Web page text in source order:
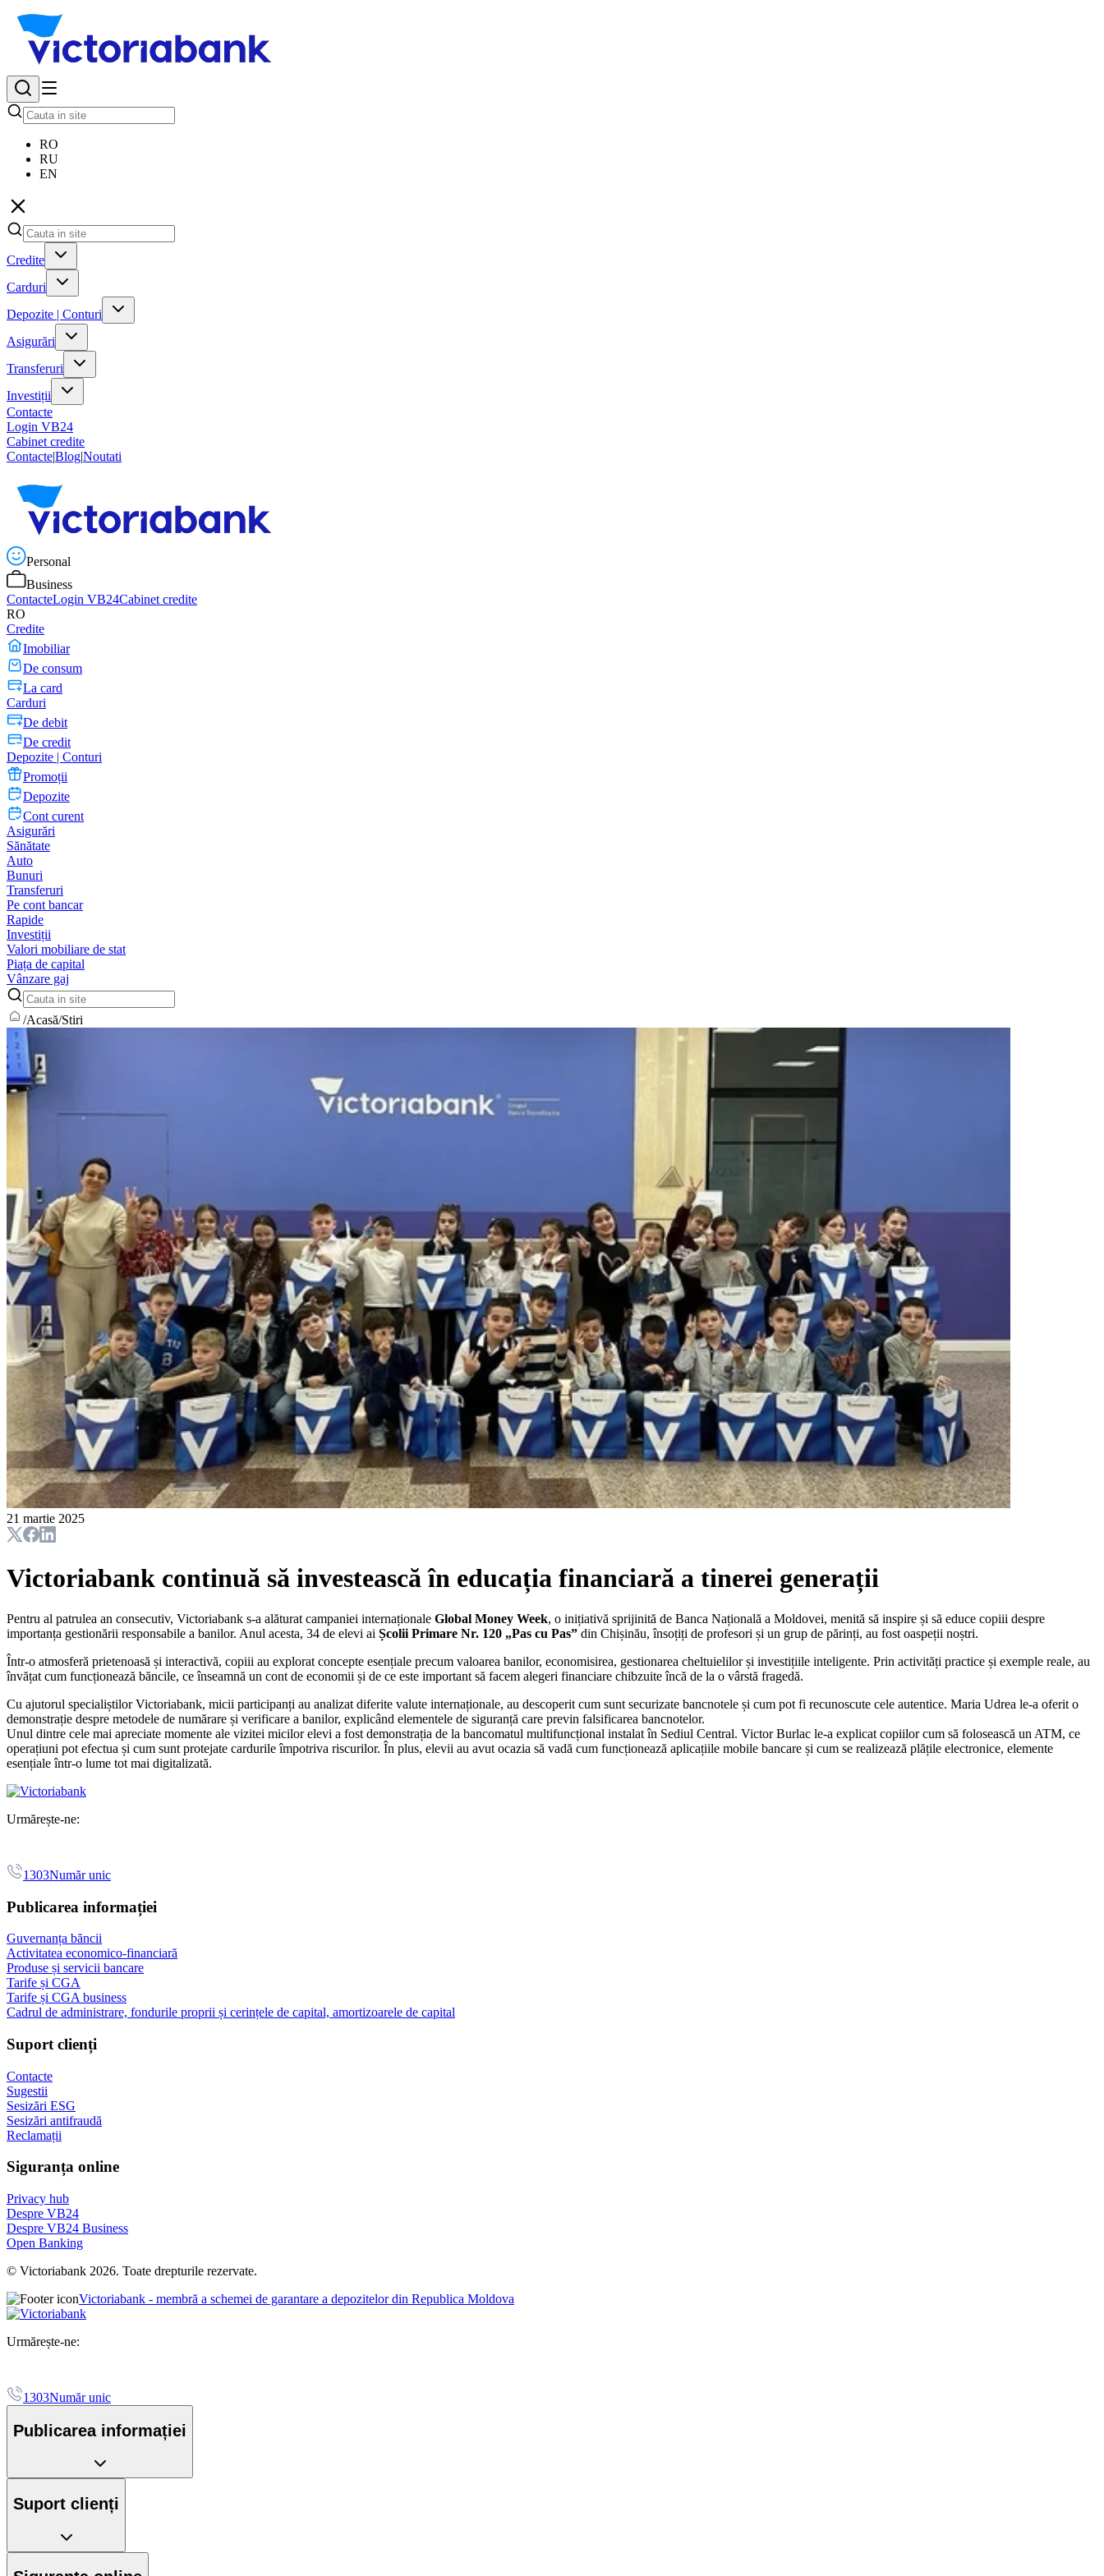
RO
RU
EN
Credite
Carduri
Depozite | Conturi
Asigurări
Transferuri
Investiții
Contacte
Login VB24
Cabinet credite
Contacte|Blog|Noutati
Personal
Business
ContacteLogin VB24Cabinet credite
RO
Credite
Imobiliar
De consum
La card
Carduri
De debit
De credit
Depozite | Conturi
Promoții
Depozite
Cont curent
Asigurări
Sănătate
Auto
Bunuri
Transferuri
Pe cont bancar
Rapide
Investiții
Valori mobiliare de stat
Piața de capital
Vânzare gaj
/Acasă/Stiri
21 martie 2025
Victoriabank continuă să investească în educația financiară a tinerei generații
Pentru al patrulea an consecutiv, Victoriabank s-a alăturat campaniei internaționale Global Money Week, o inițiativă sprijinită de Banca Națională a Moldovei, menită să inspire și să educe copiii despre
importanța gestionării responsabile a banilor. Anul acesta, 34 de elevi ai Școlii Primare Nr. 120 „Pas cu Pas” din Chișinău, însoțiți de profesori și un grup de părinți, au fost oaspeții noștri.
Într-o atmosferă prietenoasă și interactivă, copiii au explorat concepte esențiale precum valoarea banilor, economisirea, gestionarea cheltuielilor și investițiile inteligente. Prin activități practice și exemple reale, au
învățat cum funcționează băncile, ce înseamnă un cont de economii și de ce este important să facem alegeri financiare chibzuite încă de la o vârstă fragedă.
Cu ajutorul specialiștilor Victoriabank, micii participanți au analizat diferite valute internaționale, au descoperit cum sunt securizate bancnotele și cum pot fi recunoscute cele autentice. Maria Udrea le-a oferit o
demonstrație despre metodele de numărare și verificare a banilor, explicând elementele de siguranță care previn falsificarea bancnotelor.
Unul dintre cele mai apreciate momente ale vizitei micilor elevi a fost demonstrația de la bancomatul multifuncțional instalat în Sediul Central. Victor Burlac le-a explicat copiilor cum să folosească un ATM, ce
operațiuni pot efectua și cum sunt protejate cardurile împotriva riscurilor. În plus, elevii au avut ocazia să vadă cum funcționează aplicațiile mobile bancare și cum se realizează plățile electronice, elemente
esențiale într-o lume tot mai digitalizată.
Urmărește-ne:
1303Număr unic
Publicarea informației
Guvernanța băncii
Activitatea economico-financiară
Produse și servicii bancare
Tarife și CGA
Tarife și CGA business
Cadrul de administrare, fondurile proprii și cerințele de capital, amortizoarele de capital
Suport clienți
Contacte
Sugestii
Sesizări ESG
Sesizări antifraudă
Reclamații
Siguranța online
Privacy hub
Despre VB24
Despre VB24 Business
Open Banking
© Victoriabank 2026. Toate drepturile rezervate.
Victoriabank - membră a schemei de garantare a depozitelor din Republica Moldova
Urmărește-ne:
1303Număr unic
Publicarea informației
Suport clienți